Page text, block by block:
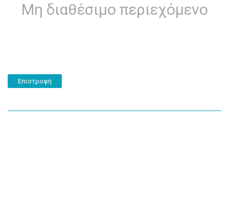
Μη διαθέσιμο περιεχόμενο
Επιστροφή